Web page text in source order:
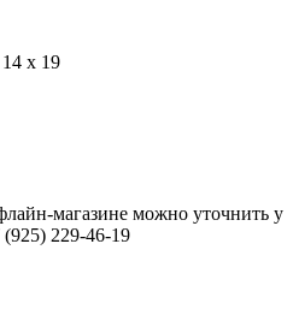
14 x 19
магазине можно уточнить у
229-46-19